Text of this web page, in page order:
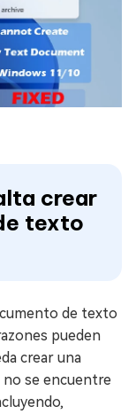
crear
texto
de texto
pueden
crear una
se encuentre